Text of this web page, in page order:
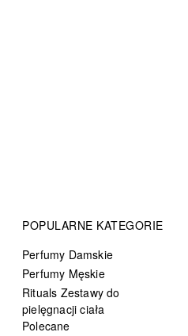
POPULARNE KATEGORIE
Perfumy Damskie
Perfumy Męskie
Rituals Zestawy do
pielęgnacji ciała
Polecane